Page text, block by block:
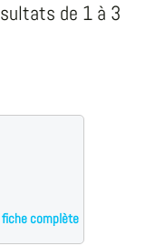
de 1 à 3
fiche complète